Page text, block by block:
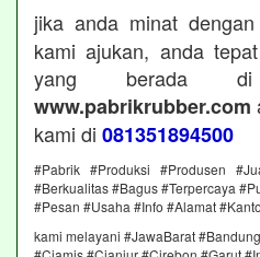
jika anda minat dengan
kami ajukan, anda
yang berada
www.pabrikrubber.com
kami di 081351894500
#Pabrik #Produksi #Produsen
#Berkualitas #Bagus #Terpercaya
#Pesan #Usaha #Info #Alamat
kami melayani #JawaBarat